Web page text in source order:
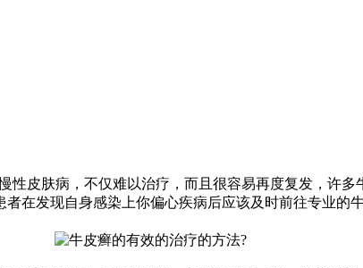
性皮肤病，不仅难以治疗，而且很容易再度复发，许多
在发现自身感染上你偏心疾病后应该及时前往专业的